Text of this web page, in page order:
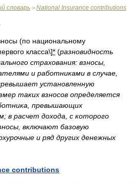
словарь > National Insurance contributions
(по национальному
класса\]* (разновидность
страхования: взносы,
и работниками в случае,
установленную
таких взносов определяется
превышающих
в расчет дохода, с которого
включают базовую
и ряд других денежных
contributions